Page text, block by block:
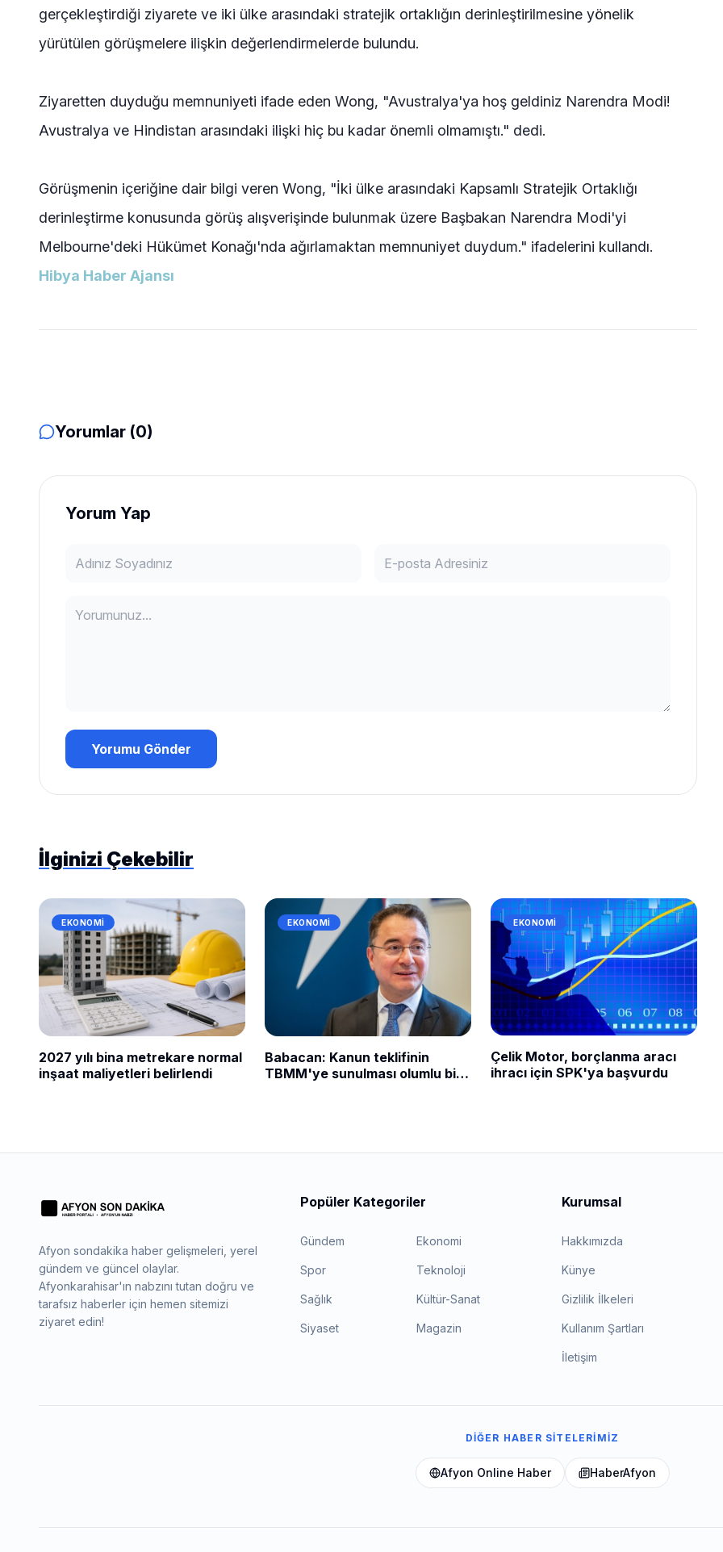
gerçekleştirdiği ziyarete ve iki ülke arasındaki stratejik ortaklığın derinleştirilmesine yönelik
yürütülen görüşmelere ilişkin değerlendirmelerde bulundu.
Ziyaretten duyduğu memnuniyeti ifade eden Wong, "Avustralya'ya hoş geldiniz Narendra Modi!
Avustralya ve Hindistan arasındaki ilişki hiç bu kadar önemli olmamıştı." dedi.
Görüşmenin içeriğine dair bilgi veren Wong, "İki ülke arasındaki Kapsamlı Stratejik Ortaklığı
derinleştirme konusunda görüş alışverişinde bulunmak üzere Başbakan Narendra Modi'yi
Melbourne'deki Hükümet Konağı'nda ağırlamaktan memnuniyet duydum." ifadelerini kullandı.
Hibya Haber Ajansı
Yorumlar (0)
Yorum Yap
Yorumu Gönder
İlginizi Çekebilir
EKONOMI
2027 yılı bina metrekare normal
inşaat maliyetleri belirlendi
EKONOMI
Babacan: Kanun teklifinin
TBMM'ye sunulması olumlu bir
EKONOMI
Çelik Motor, borçlanma aracı
ihracı için SPK'ya başvurdu
Afyon sondakika haber gelişmeleri, yerel
gündem ve güncel olaylar.
Afyonkarahisar'ın nabzını tutan doğru ve
tarafsız haberler için hemen sitemizi
ziyaret edin!
Popüler Kategoriler
Gündem Ekonomi
Spor Teknoloji
Sağlık Kültür-Sanat
Siyaset Magazin
Kurumsal
Hakkımızda
Künye
Gizlilik İlkeleri
Kullanım Şartları
İletişim
DIĞER HABER SITELERIMIZ
Afyon Online Haber HaberAfyon